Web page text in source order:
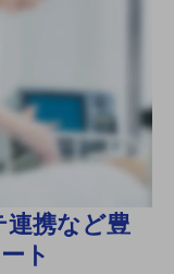
携など豊
ト